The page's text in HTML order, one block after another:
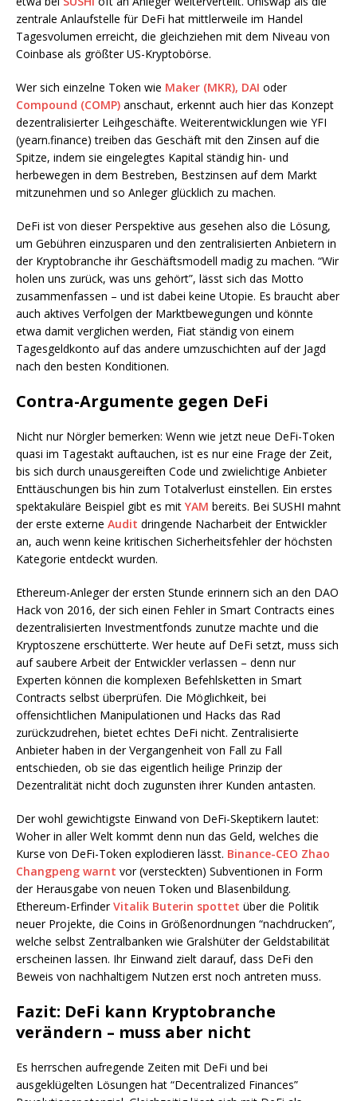
zentrale Anlaufstelle für DeFi hat mittlerweile im Handel
Tagesvolumen erreicht, die gleichziehen mit dem Niveau von
Coinbase als größter US-Kryptobörse.
Wer sich einzelne Token wie Maker (MKR), DAI oder
Compound (COMP) anschaut, erkennt auch hier das Konzept
dezentralisierter Leihgeschäfte. Weiterentwicklungen wie YFI
(yearn.finance) treiben das Geschäft mit den Zinsen auf die
Spitze, indem sie eingelegtes Kapital ständig hin- und
herbewegen in dem Bestreben, Bestzinsen auf dem Markt
mitzunehmen und so Anleger glücklich zu machen.
DeFi ist von dieser Perspektive aus gesehen also die Lösung,
um Gebühren einzusparen und den zentralisierten Anbietern in
der Kryptobranche ihr Geschäftsmodell madig zu machen. “Wir
holen uns zurück, was uns gehört”, lässt sich das Motto
zusammenfassen – und ist dabei keine Utopie. Es braucht aber
auch aktives Verfolgen der Marktbewegungen und könnte
etwa damit verglichen werden, Fiat ständig von einem
Tagesgeldkonto auf das andere umzuschichten auf der Jagd
nach den besten Konditionen.
Contra-Argumente gegen DeFi
Nicht nur Nörgler bemerken: Wenn wie jetzt neue DeFi-Token
quasi im Tagestakt auftauchen, ist es nur eine Frage der Zeit,
bis sich durch unausgereiften Code und zwielichtige Anbieter
Enttäuschungen bis hin zum Totalverlust einstellen. Ein erstes
spektakuläre Beispiel gibt es mit YAM bereits. Bei SUSHI mahnt
der erste externe Audit dringende Nacharbeit der Entwickler
an, auch wenn keine kritischen Sicherheitsfehler der höchsten
Kategorie entdeckt wurden.
Ethereum-Anleger der ersten Stunde erinnern sich an den DAO
Hack von 2016, der sich einen Fehler in Smart Contracts eines
dezentralisierten Investmentfonds zunutze machte und die
Kryptoszene erschütterte. Wer heute auf DeFi setzt, muss sich
auf saubere Arbeit der Entwickler verlassen – denn nur
Experten können die komplexen Befehlsketten in Smart
Contracts selbst überprüfen. Die Möglichkeit, bei
offensichtlichen Manipulationen und Hacks das Rad
zurückzudrehen, bietet echtes DeFi nicht. Zentralisierte
Anbieter haben in der Vergangenheit von Fall zu Fall
entschieden, ob sie das eigentlich heilige Prinzip der
Dezentralität nicht doch zugunsten ihrer Kunden antasten.
Der wohl gewichtigste Einwand von DeFi-Skeptikern lautet:
Woher in aller Welt kommt denn nun das Geld, welches die
Kurse von DeFi-Token explodieren lässt. Binance-CEO Zhao
Changpeng warnt vor (versteckten) Subventionen in Form
der Herausgabe von neuen Token und Blasenbildung.
Ethereum-ErfinderVitalik Buterin spottet über die Politik
neuer Projekte, die Coins in Größenordnungen “nachdrucken”,
welche selbst Zentralbanken wie Gralshüter der Geldstabilität
erscheinen lassen. Ihr Einwand zielt darauf, dass DeFi den
Beweis von nachhaltigem Nutzen erst noch antreten muss.
Fazit: DeFi kann Kryptobranche
verändern – muss aber nicht
Es herrschen aufregende Zeiten mit DeFi und bei
ausgeklügelten Lösungen hat “Decentralized Finances”